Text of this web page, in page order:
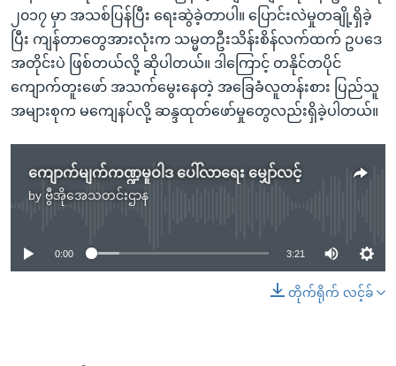
၂၀၁၇ မှာ အသစ်ပြန်ပြီး ရေးဆွဲခဲ့တာပါ။ ပြောင်းလဲမှုတချို့ရှိခဲ့
ပြီး ကျန်တာတွေအားလုံးက သမ္မတဦးသိန်းစိန်လက်ထက် ဥပဒေ
အတိုင်းပဲ ဖြစ်တယ်လို့ ဆိုပါတယ်။ ဒါကြောင့် တနိုင်တပိုင်
ကျောက်တူးဖော် အသက်မွေးနေတဲ့ အခြေခံလူတန်းစား ပြည်သူ
အများစုက မကျေနပ်လို့ ဆန္ဒထုတ်ဖော်မှုတွေလည်းရှိခဲ့ပါတယ်။
ကျောက်မျက်ကဏ္ဍမူဝါဒ ပေါ်လာရေး မျှော်လင့်
by ဗွီအိုအေသတင်းဌာန
No media source currently available
0:00 3:21
တိုက်ရိုက် လင့်ခ်